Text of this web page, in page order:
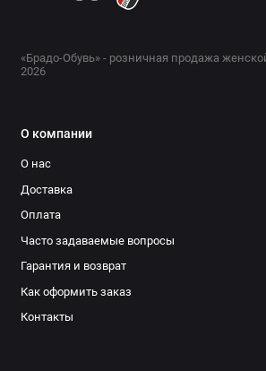
«Брадо-Обувь» - розничная продажа
2026
О компании
О нас
Доставка
Оплата
Часто задаваемые вопросы
Гарантия и возврат
Как оформить заказ
Контакты